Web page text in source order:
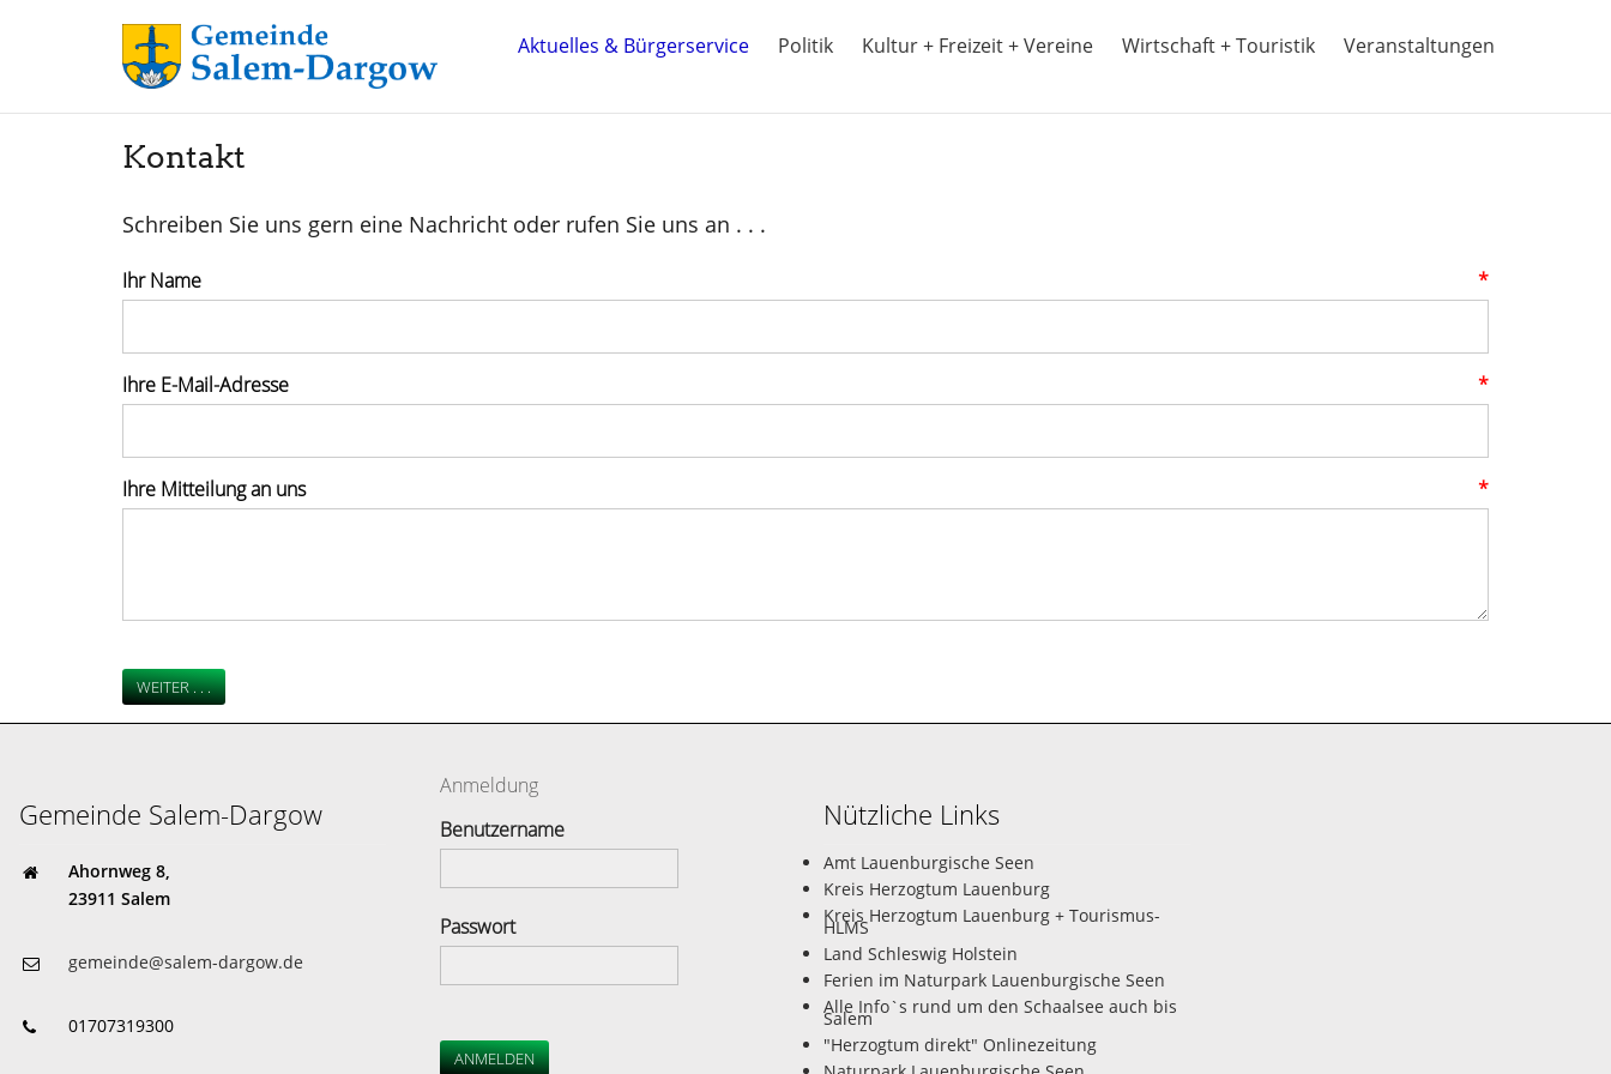
Aktuelles & Bürgerservice Politik Kultur + Freizeit + Vereine Wirtschaft + Touristik Veranstaltungen
Kontakt
Schreiben Sie uns gern eine Nachricht oder rufen Sie uns an . . .
Ihr Name *
Ihre E-Mail-Adresse *
Ihre Mitteilung an uns *
WEITER . . .
Gemeinde Salem-Dargow
Ahornweg 8,
23911 Salem
gemeinde@salem-dargow.de
01707319300
Anmeldung
Benutzername
Passwort
ANMELDEN
Nützliche Links
Amt Lauenburgische Seen
Kreis Herzogtum Lauenburg
Kreis Herzogtum Lauenburg + Tourismus-
HLMS
Land Schleswig Holstein
Ferien im Naturpark Lauenburgische Seen
Alle Info`s rund um den Schaalsee auch bis
Salem
"Herzogtum direkt" Onlinezeitung